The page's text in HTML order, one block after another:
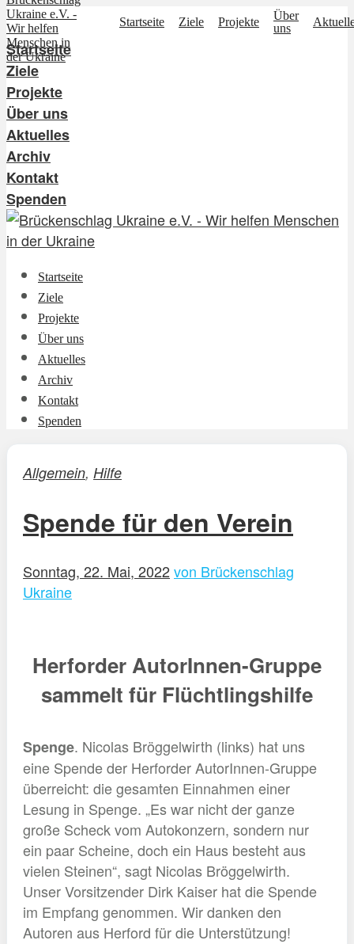
Startseite Ziele Projekte
Über
uns
Startseite
Ziele
Projekte
Über uns
Aktuelles
Archiv
Kontakt
Spenden
Startseite
Ziele
Projekte
Über uns
Aktuelles
Archiv
Kontakt
Spenden
Allgemein, Hilfe
Spende für den Verein
Sonntag, 22. Mai, 2022von Brückenschlag
Ukraine
Herforder AutorInnen-Gruppe
sammelt für Flüchtlingshilfe
Spenge. Nicolas Bröggelwirth (links) hat uns
eine Spende der Herforder AutorInnen-Gruppe
überreicht: die gesamten Einnahmen einer
Lesung in Spenge. „Es war nicht der ganze
große Scheck vom Autokonzern, sondern nur
ein paar Scheine, doch ein Haus besteht aus
vielen Steinen“, sagt Nicolas Bröggelwirth.
Unser Vorsitzender Dirk Kaiser hat die Spende
im Empfang genommen. Wir danken den
Autoren aus Herford für die Unterstützung!